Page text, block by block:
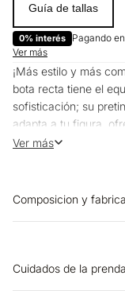
Guía de tallas
0% interés Pagando
Ver más
¡Más estilo y más
bota recta tiene el
sofisticación; su
adapta a tu figura,
planes favoritos y
Ver más
Composicion y
Cuidados de la prenda